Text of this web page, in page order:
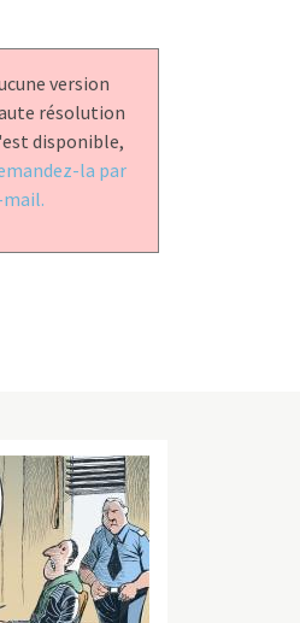
version
résolution
disponible,
la par